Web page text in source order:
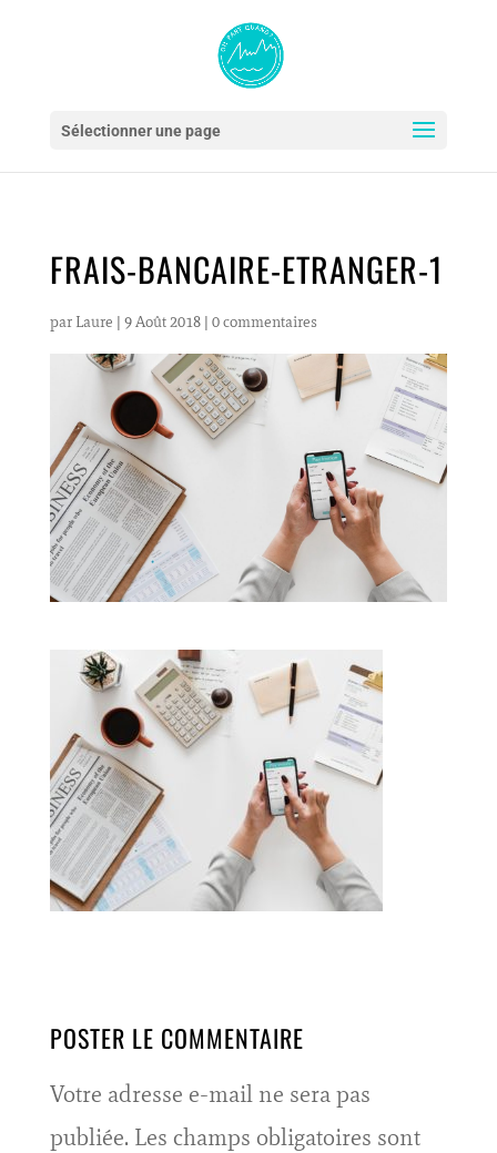
Sélectionner une page
FRAIS-BANCAIRE-ETRANGER-1
par Laure | 9 Août 2018| 0 commentaires
POSTER LE COMMENTAIRE
Votre adresse e-mail ne sera pas
publiée. Les champs obligatoires sont